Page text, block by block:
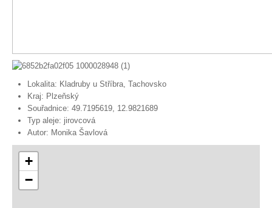
Lokalita: Kladruby u Stříbra, Tachovsko
Kraj: Plzeňský
Souřadnice: 49.7195619, 12.9821689
Typ aleje: jirovcová
Autor: Monika Šavlová
+
−